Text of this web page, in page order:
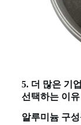
5. 더 많은 기
선택하는 이유
알루미늄 구